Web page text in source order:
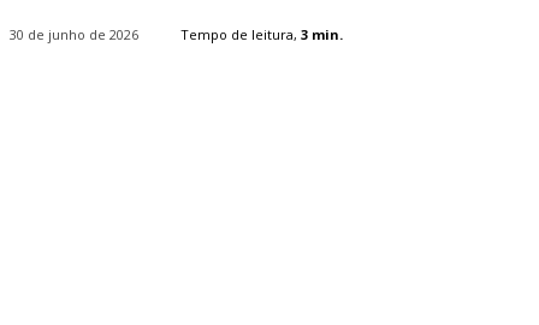
30 de junho de 2026 Tempo de leitura, 3 min.